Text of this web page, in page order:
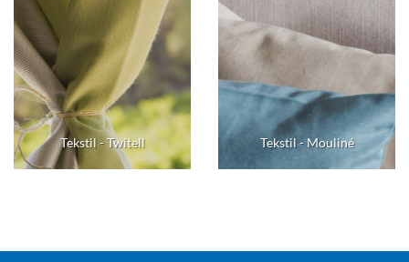
Tekstil - Twitell Tekstil - Mouliné